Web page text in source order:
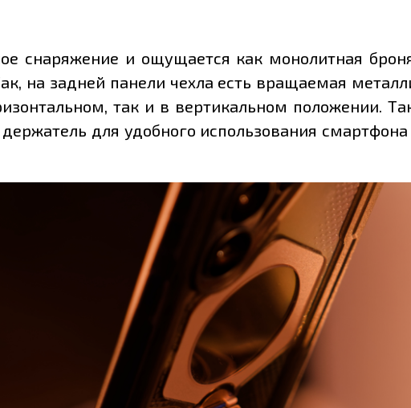
снаряжение и ощущается как монолитная
на задней панели чехла есть вращаемая
так и в вертикальном положении.
для удобного использования